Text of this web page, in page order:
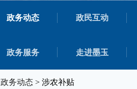
政务动态 政民互动
政务服务 走进墨玉
政务动态 > 涉农补贴